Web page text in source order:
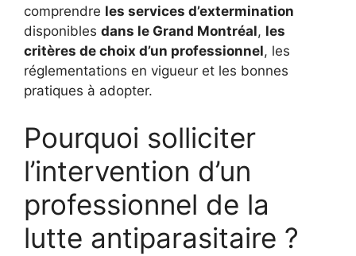
comprendre les services d’extermination
disponibles dans le Grand Montréal, les
critères de choix d’un professionnel, les
réglementations en vigueur et les bonnes
pratiques à adopter.
Pourquoi solliciter
l’intervention d’un
professionnel de la
lutte antiparasitaire ?